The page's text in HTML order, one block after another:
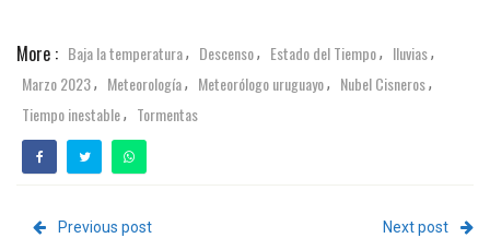
More : Baja la temperatura, Descenso, Estado del Tiempo, lluvias,
Marzo 2023, Meteorología, Meteorólogo uruguayo, Nubel Cisneros,
Tiempo inestable, Tormentas
Previous post Next post